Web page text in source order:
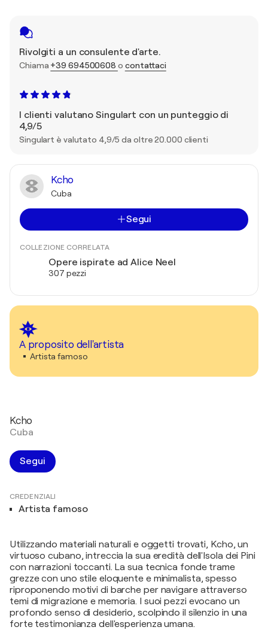
Rivolgiti a un consulente d'arte.
Chiama +39 694500608 o contattaci
I clienti valutano Singulart con un punteggio di
4,9/5
Singulart è valutato 4,9/5 da oltre 20.000 clienti
Kcho
Cuba
Segui
COLLEZIONE CORRELATA
Opere ispirate ad Alice Neel
307 pezzi
A proposito dell'artista
Artista famoso
Kcho
Cuba
Segui
CREDENZIALI
Artista famoso
Utilizzando materiali naturali e oggetti trovati, Kcho, un
virtuoso cubano, intreccia la sua eredità dell'Isola dei Pini
con narrazioni toccanti. La sua tecnica fonde trame
grezze con uno stile eloquente e minimalista, spesso
riproponendo motivi di barche per navigare attraverso
temi di migrazione e memoria. I suoi pezzi evocano un
profondo senso di desiderio, scolpindo il silenzio in una
forte testimonianza dell'esperienza umana.